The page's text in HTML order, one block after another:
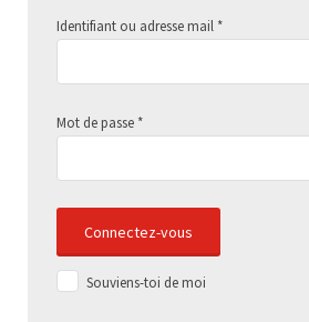
Identifiant ou adresse mail *
Mot de passe *
Souviens-toi de moi